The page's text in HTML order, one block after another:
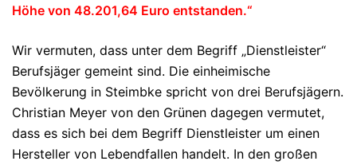
Höhe von 48.201,64 Euro entstanden.“
Wir vermuten, dass unter dem Begriff „Dienstleister“
Berufsjäger gemeint sind. Die einheimische
Bevölkerung in Steimbke spricht von drei Berufsjägern.
Christian Meyer von den Grünen dagegen vermutet,
dass es sich bei dem Begriff Dienstleister um einen
Hersteller von Lebendfallen handelt. In den großen